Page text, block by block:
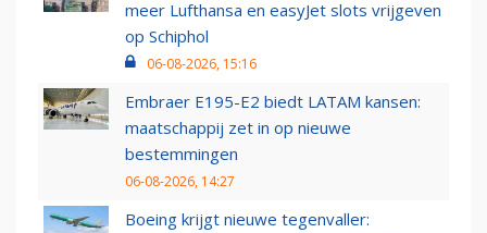
meer Lufthansa en easyJet slots vrijgeven
op Schiphol
06-08-2026, 15:16
Embraer E195-E2 biedt LATAM kansen:
maatschappij zet in op nieuwe
bestemmingen
06-08-2026, 14:27
Boeing krijgt nieuwe tegenvaller: